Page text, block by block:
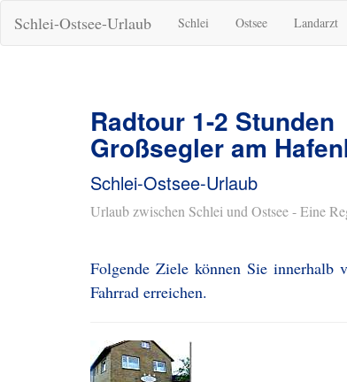
Schlei-Ostsee-Urlaub Schlei Ostsee Landarzt
Radtour 1-2 Stunden
Großsegler am
Schlei-Ostsee-Urlaub
Urlaub zwischen Schlei und Ostsee - Eine
Folgende Ziele können Sie
Fahrrad erreichen.